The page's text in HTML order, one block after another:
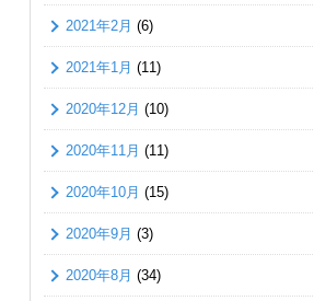
2021年2月 (6)
2021年1月 (11)
2020年12月 (10)
2020年11月 (11)
2020年10月 (15)
2020年9月 (3)
2020年8月 (34)